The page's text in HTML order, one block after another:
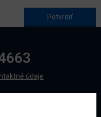
údaje